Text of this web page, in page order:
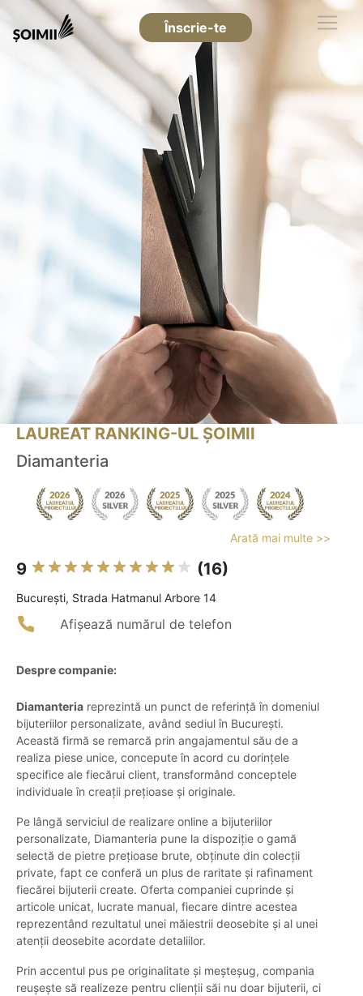
Înscrie-te
LAUREAT RANKING-UL ȘOIMII
Diamanteria
Arată mai multe >>
9 (16)
Bucureşti, Strada Hatmanul Arbore 14
Afișează numărul de telefon
Despre companie:
Diamanteria reprezintă un punct de referință în domeniul
bijuteriilor personalizate, având sediul în București.
Această firmă se remarcă prin angajamentul său de a
realiza piese unice, concepute în acord cu dorințele
specifice ale fiecărui client, transformând conceptele
individuale în creații prețioase și originale.
Pe lângă serviciul de realizare online a bijuteriilor
personalizate, Diamanteria pune la dispoziție o gamă
selectă de pietre prețioase brute, obținute din colecții
private, fapt ce conferă un plus de raritate și rafinament
fiecărei bijuterii create. Oferta companiei cuprinde și
articole unicat, lucrate manual, fiecare dintre acestea
reprezentând rezultatul unei măiestrii deosebite și al unei
atenții deosebite acordate detaliilor.
Prin accentul pus pe originalitate și meșteșug, compania
reușește să realizeze pentru clienții săi nu doar bijuterii, ci